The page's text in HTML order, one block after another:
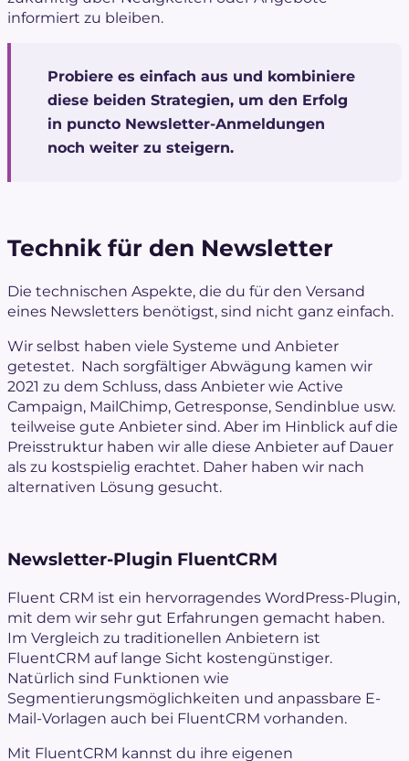
informiert zu bleiben.
Probiere es einfach aus und kombiniere
diese beiden Strategien, um den Erfolg
in puncto Newsletter-Anmeldungen
noch weiter zu steigern.
Technik für den Newsletter
Die technischen Aspekte, die du für den Versand
eines Newsletters benötigst, sind nicht ganz einfach.
Wir selbst haben viele Systeme und Anbieter
getestet. Nach sorgfältiger Abwägung kamen wir
2021 zu dem Schluss, dass Anbieter wie Active
Campaign, MailChimp, Getresponse, Sendinblue usw.
teilweise gute Anbieter sind. Aber im Hinblick auf die
Preisstruktur haben wir alle diese Anbieter auf Dauer
als zu kostspielig erachtet. Daher haben wir nach
alternativen Lösung gesucht.
Newsletter-Plugin FluentCRM
Fluent CRM ist ein hervorragendes WordPress-Plugin,
mit dem wir sehr gut Erfahrungen gemacht haben.
Im Vergleich zu traditionellen Anbietern ist
FluentCRM auf lange Sicht kostengünstiger.
Natürlich sind Funktionen wie
Segmentierungsmöglichkeiten und anpassbare E-
Mail-Vorlagen auch bei FluentCRM vorhanden.
Mit FluentCRM kannst du ihre eigenen